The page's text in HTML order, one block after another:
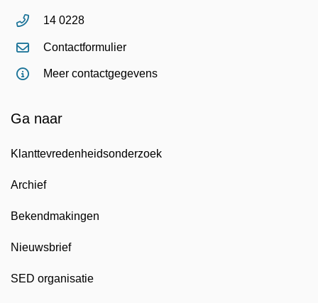
14 0228
Contactformulier
Meer contactgegevens
Ga naar
Klanttevredenheidsonderzoek
Archief
Bekendmakingen
Nieuwsbrief
SED organisatie